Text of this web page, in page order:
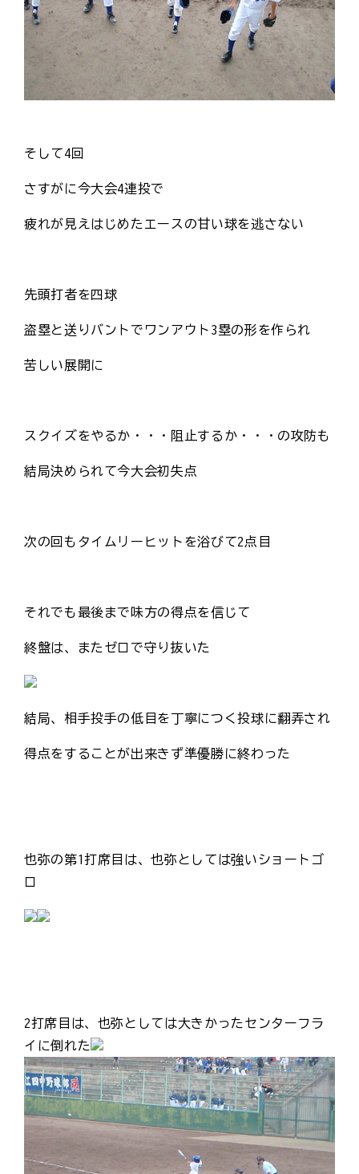
そして4回
さすがに今大会4連投で
疲れが見えはじめたエースの甘い球を逃さない
先頭打者を四球
盗塁と送りバントでワンアウト3塁の形を作られ
苦しい展開に
スクイズをやるか・・・阻止するか・・・の攻防も
結局決められて今大会初失点
次の回もタイムリーヒットを浴びて2点目
それでも最後まで味方の得点を信じて
終盤は、またゼロで守り抜いた
結局、相手投手の低目を丁寧につく投球に翻弄され
得点をすることが出来きず準優勝に終わった
也弥の第1打席目は、也弥としては強いショートゴ
ロ
2打席目は、也弥としては大きかったセンターフラ
イに倒れた